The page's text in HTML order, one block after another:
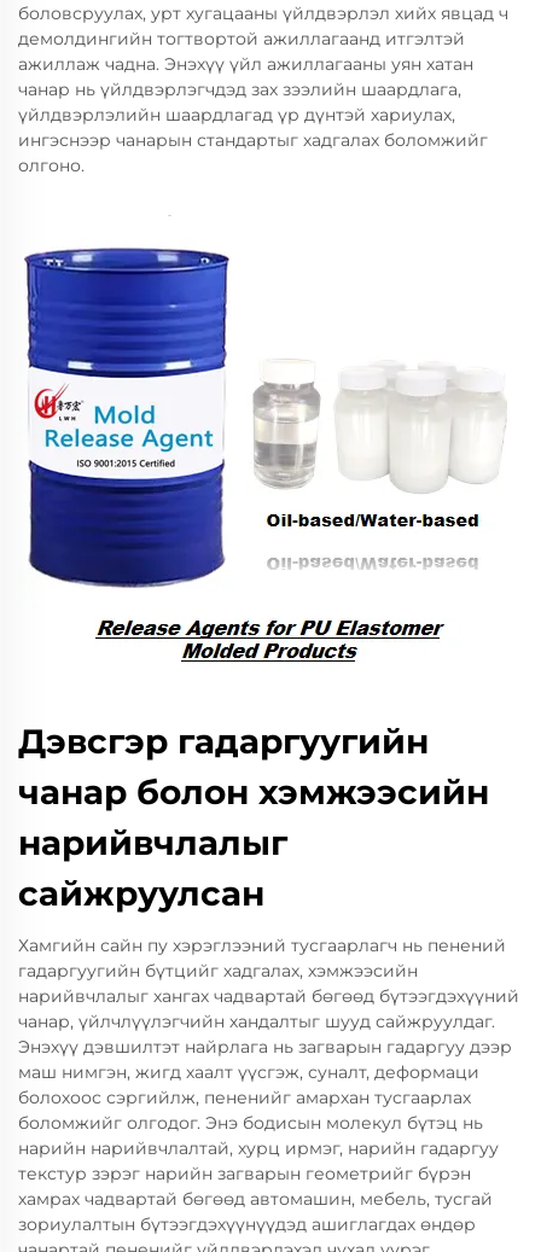
боловсруулах, урт хугацааны үйлдвэрлэл хийх явцад ч
демолдингийн тогтвортой ажиллагаанд итгэлтэй
ажиллаж чадна. Энэхүү үйл ажиллагааны уян хатан
чанар нь үйлдвэрлэгчдэд зах зээлийн шаардлага,
үйлдвэрлэлийн шаардлагад үр дүнтэй хариулах,
ингэснээр чанарын стандартыг хадгалах боломжийг
олгоно.
Дэвсгэр гадаргуугийн
чанар болон хэмжээсийн
нарийвчлалыг
сайжруулсан
Хамгийн сайн пу хэрэглээний тусгаарлагч нь пенений
гадаргуугийн бүтцийг хадгалах, хэмжээсийн
нарийвчлалыг хангах чадвартай бөгөөд бүтээгдэхүүний
чанар, үйлчлүүлэгчийн хандалтыг шууд сайжруулдаг.
Энэхүү дэвшилтэт найрлага нь загварын гадаргуу дээр
маш нимгэн, жигд хаалт үүсгэж, суналт, деформаци
болохоос сэргийлж, пененийг амархан тусгаарлах
боломжийг олгодог. Энэ бодисын молекул бүтэц нь
нарийн нарийвчлалтай, хурц ирмэг, нарийн гадаргуу
текстур зэрэг нарийн загварын геометрийг бүрэн
хамрах чадвартай бөгөөд автомашин, мебель, тусгай
зориулалтын бүтээгдэхүүнүүдэд ашиглагдах өндөр